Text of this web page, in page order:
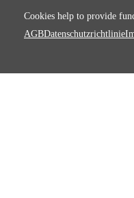
Cookies help to provide
AGBDatenschutzrichtlinie